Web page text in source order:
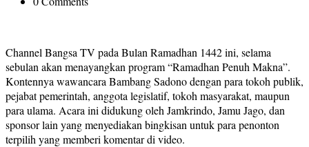
Channel Bangsa TV pada Bulan Ramadhan 1442 ini, selama
sebulan akan menayangkan program “Ramadhan Penuh Makna”.
Kontennya wawancara Bambang Sadono dengan para tokoh publik,
pejabat pemerintah, anggota legislatif, tokoh masyarakat, maupun
para ulama. Acara ini didukung oleh Jamkrindo, Jamu Jago, dan
sponsor lain yang menyediakan bingkisan untuk para penonton
terpilih yang memberi komentar di video.